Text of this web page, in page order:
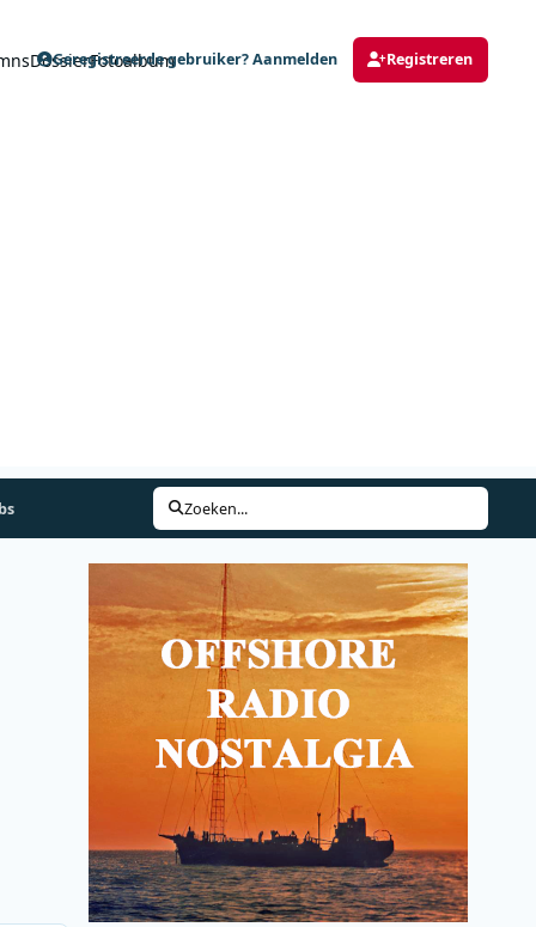
DossierFotoalbum
Geregistreerde gebruiker? Aanmelden Registreren
Zoeken...